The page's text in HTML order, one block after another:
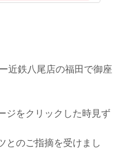
近鉄八尾店の福田で御座
ジをクリックした時見ず
とのご指摘を受けまし